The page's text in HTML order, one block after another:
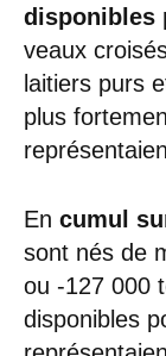
disponibles
veaux
laitiers purs
plus
En cumul
sont nés de
ou -127 000
disponibles